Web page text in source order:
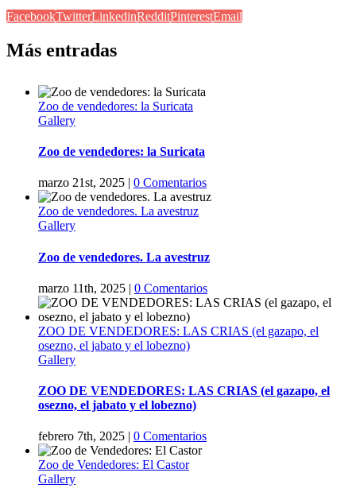
FacebookTwitterLinkedinRedditPinterestEmail
Más entradas
Zoo de vendedores: la Suricata
Gallery
Zoo de vendedores: la Suricata
marzo 21st, 2025 | 0 Comentarios
Zoo de vendedores. La avestruz
Gallery
Zoo de vendedores. La avestruz
marzo 11th, 2025 | 0 Comentarios
ZOO DE VENDEDORES: LAS CRIAS (el gazapo, el
osezno, el jabato y el lobezno)
Gallery
ZOO DE VENDEDORES: LAS CRIAS (el gazapo, el
osezno, el jabato y el lobezno)
febrero 7th, 2025 0 Comentarios
Zoo de Vendedores: El Castor
Gallery